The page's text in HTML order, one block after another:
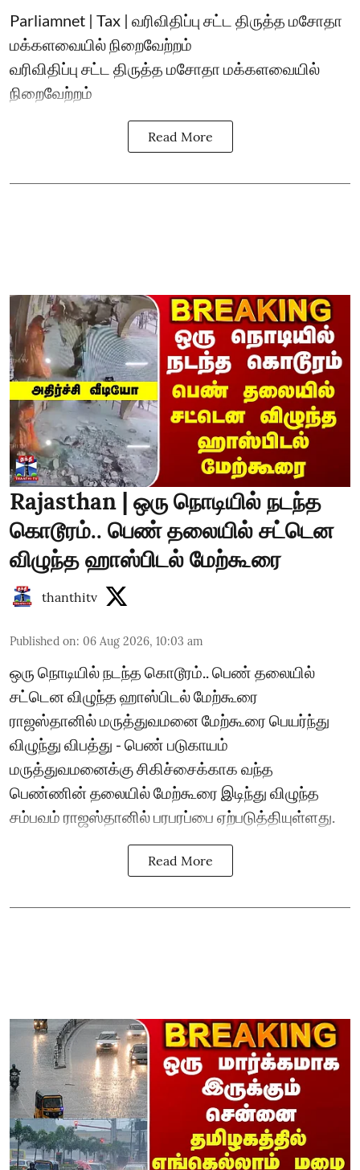
Parliamnet | Tax | வரிவிதிப்பு சட்ட திருத்த மசோதா
மக்களவையில் நிறைவேற்றம்
வரிவிதிப்பு சட்ட திருத்த மசோதா மக்களவையில்
நிறைவேற்றம்
Read More
Rajasthan | ஒரு நொடியில் நடந்த
கொடூரம்.. பெண் தலையில் சட்டென
விழுந்த ஹாஸ்பிடல் மேற்கூரை
thanthitv
Published on: 06 Aug 2026, 10:03 am
ஒரு நொடியில் நடந்த கொடூரம்.. பெண் தலையில்
சட்டென விழுந்த ஹாஸ்பிடல் மேற்கூரை
ராஜஸ்தானில் மருத்துவமனை மேற்கூரை பெயர்ந்து
விழுந்து விபத்து - பெண் படுகாயம்
மருத்துவமனைக்கு சிகிச்சைக்காக வந்த
பெண்ணின் தலையில் மேற்கூரை இடிந்து விழுந்த
சம்பவம் ராஜஸ்தானில் பரபரப்பை ஏற்படுத்தியுள்ளது.
Read More